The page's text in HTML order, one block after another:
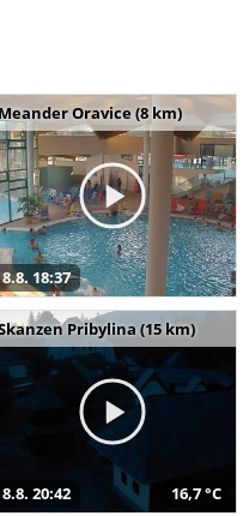
Oravice (8 km)
8.8. 18:37
Pribylina (15 km)
8.8. 20:42 16,7 °C